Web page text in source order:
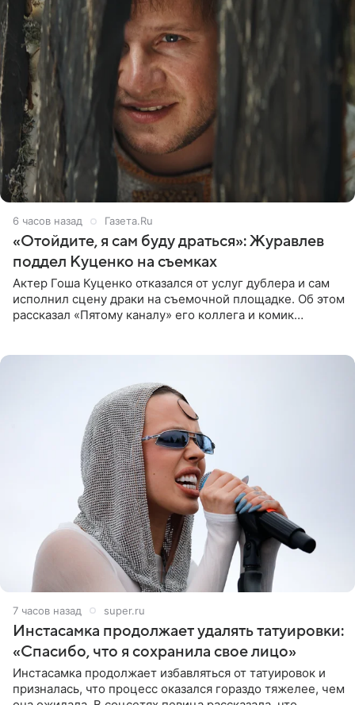
6 часов назад Газета.Ru
«Отойдите, я сам буду драться»: Журавлев
поддел Куценко на съемках
Актер Гоша Куценко отказался от услуг дублера и сам
исполнил сцену драки на съемочной площадке. Об этом
рассказал «Пятому каналу» его коллега и комик
7 часов назад super.ru
Инстасамка продолжает удалять татуировки:
«Спасибо, что я сохранила свое лицо»
Инстасамка продолжает избавляться от татуировок и
призналась, что процесс оказался гораздо тяжелее, чем